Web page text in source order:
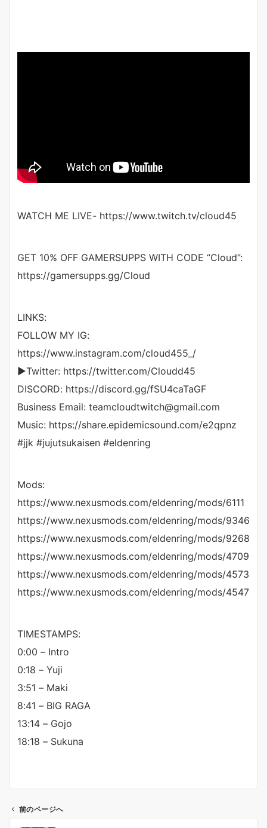
WATCH ME LIVE- https://www.twitch.tv/cloud45
GET 10% OFF GAMERSUPPS WITH CODE “Cloud”:
https://gamersupps.gg/Cloud
LINKS:
FOLLOW MY IG:
https://www.instagram.com/cloud455_/
▶Twitter: https://twitter.com/Cloudd45
DISCORD: https://discord.gg/fSU4caTaGF
Business Email: teamcloudtwitch@gmail.com
Music: https://share.epidemicsound.com/e2qpnz
#jjk #jujutsukaisen #eldenring
Mods:
https://www.nexusmods.com/eldenring/mods/6111
https://www.nexusmods.com/eldenring/mods/9346
https://www.nexusmods.com/eldenring/mods/9268
https://www.nexusmods.com/eldenring/mods/4709
https://www.nexusmods.com/eldenring/mods/4573
https://www.nexusmods.com/eldenring/mods/4547
TIMESTAMPS:
0:00 – Intro
0:18 – Yuji
3:51 – Maki
8:41 – BIG RAGA
13:14 – Gojo
18:18 – Sukuna
前のページへ